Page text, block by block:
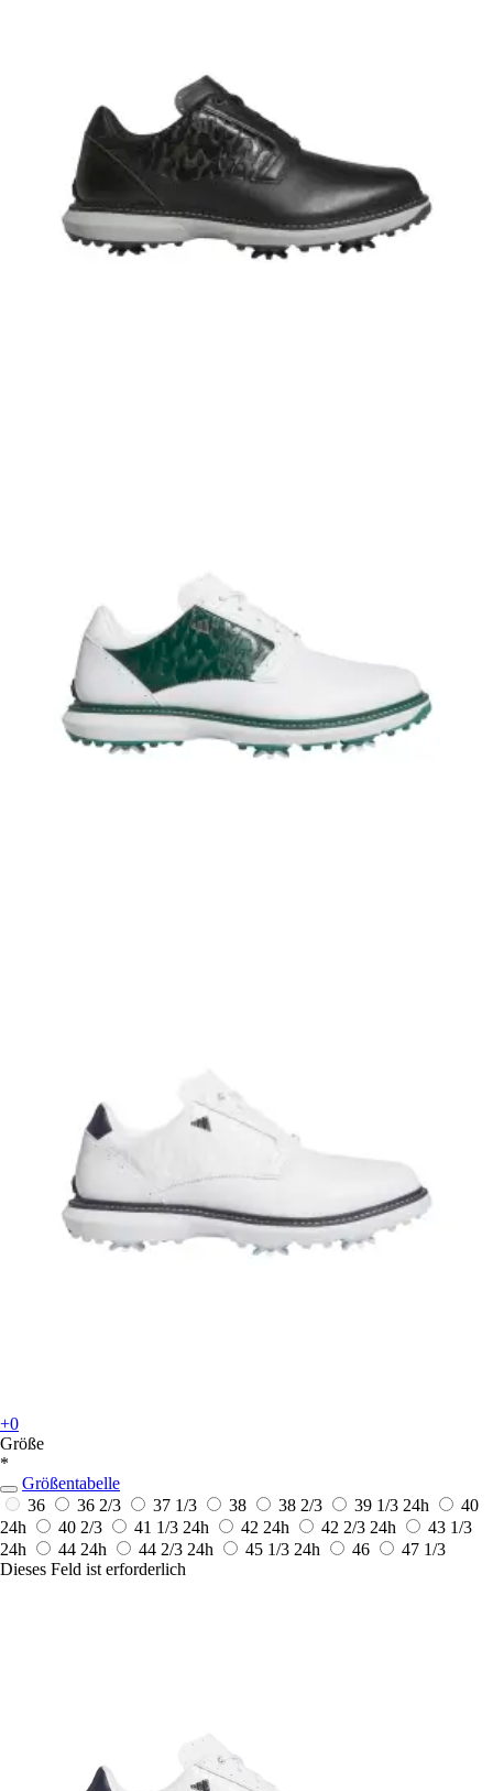
+0
Größe
*
Größentabelle
36
36 2/3 37 1/3 38 38 2/3 39 1/3 24h
40
24h
40 2/3 41 1/3 24h 42 24h 42 2/3 24h
43 1/3
24h
44 24h 44 2/3 24h 45 1/3 24h 46
47 1/3
Dieses Feld ist erforderlich